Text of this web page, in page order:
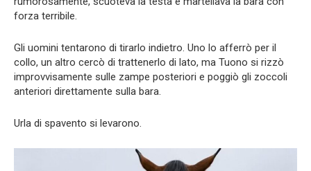
forza terribile.
Gli uomini tentarono di tirarlo indietro. Uno lo afferrò per il
collo, un altro cercò di trattenerlo di lato, ma Tuono si rizzò
improvvisamente sulle zampe posteriori e poggiò gli zoccoli
anteriori direttamente sulla bara.
Urla di spavento si levarono.